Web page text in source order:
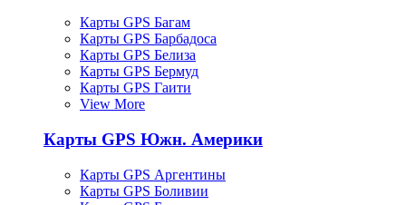
Карты GPS Багам
Карты GPS Барбадоса
Карты GPS Белиза
Карты GPS Бермуд
Карты GPS Гаити
View More
Карты GPS Южн. Америки
Карты GPS Аргентины
Карты GPS Боливии